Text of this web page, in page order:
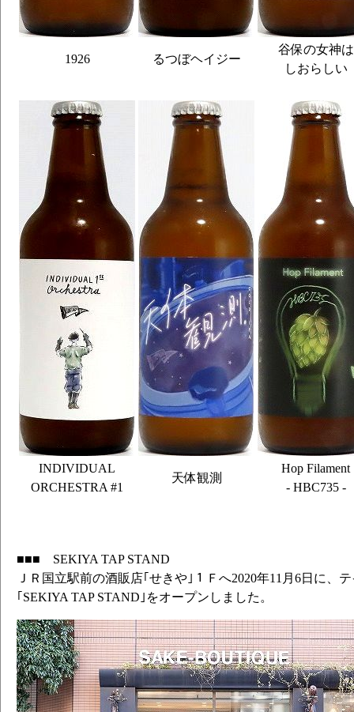
1926 るつぼヘイジー
谷保の女神は
しおらしい
INDIVIDUAL
ORCHESTRA #1
天体観測
Hop Filament
- HBC735 -
■■■ SEKIYA TAP STAND
ＪＲ国立駅前の酒販店｢せきや｣１Ｆへ2020年11月6日に、
｢SEKIYA TAP STAND｣をオープンしました。